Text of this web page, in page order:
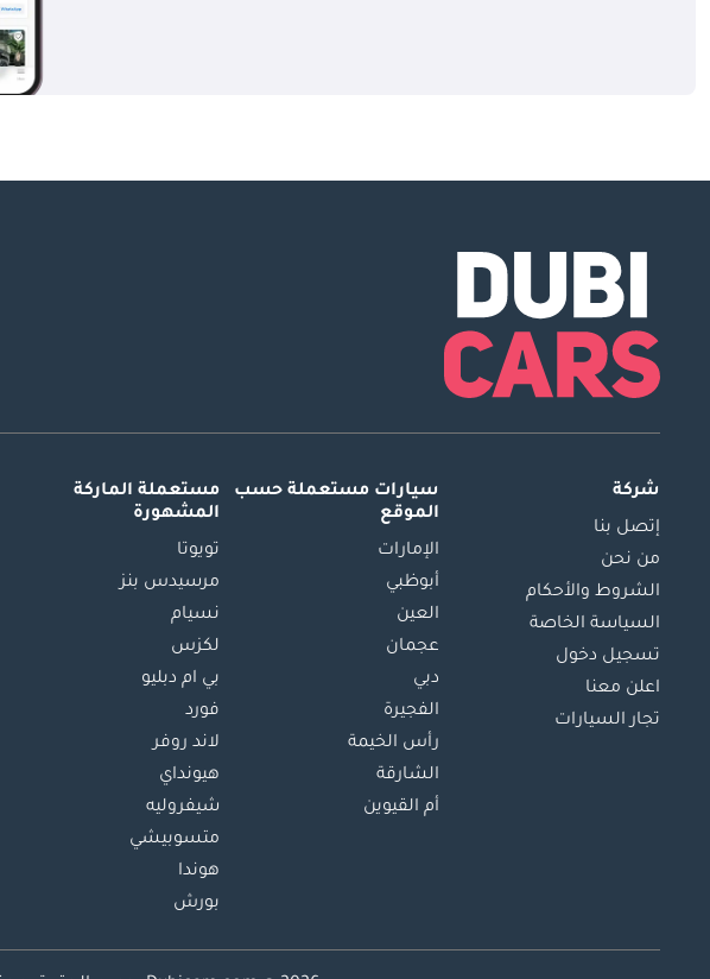
شركة
إتصل بنا
من نحن
الشروط والأحكام
السياسة الخاصة
تسجيل دخول
اعلن معنا
تجار السيارات
سيارات مستعملة حسب
الموقع
الإمارات
أبوظبي
العين
عجمان
دبي
الفجيرة
رأس الخيمة
الشارقة
أم القيوين
مستعملة الماركة
المشهورة
تويوتا
مرسيدس بنز
نسيام
لكزس
بي ام دبليو
فورد
لاند روفر
هيونداي
شيفروليه
متسوبيشي
هوندا
بورش